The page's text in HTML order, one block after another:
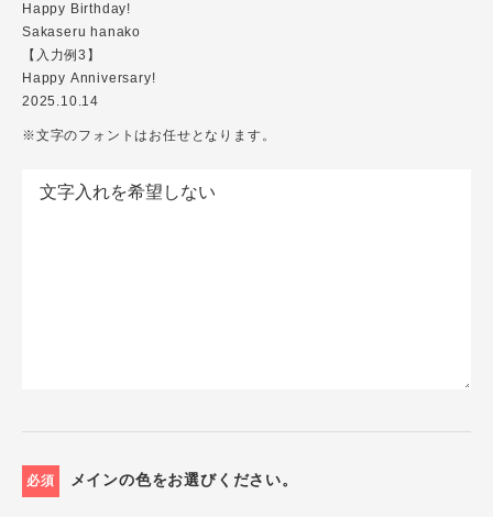
Happy Birthday!
Sakaseru hanako
【入力例3】
Happy Anniversary!
2025.10.14
※文字のフォントはお任せとなります。
必須 メインの色をお選びください。